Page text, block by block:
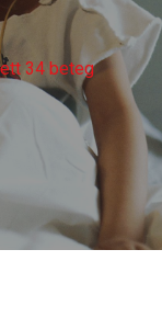
34 beteg